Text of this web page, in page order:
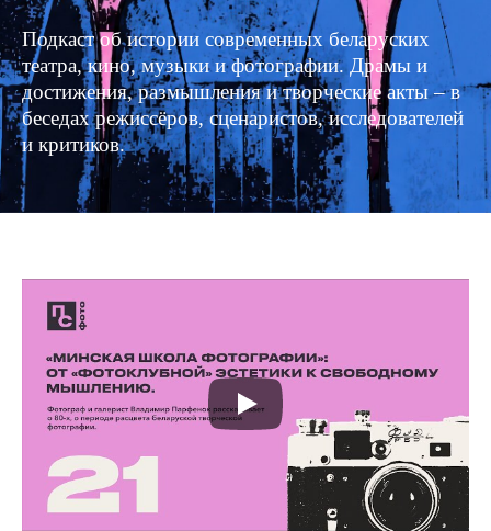
Подкаст об истории современных беларуских
театра, кино, музыки и фотографии. Драмы и
достижения, размышления и творческие акты – в
беседах режиссёров, сценаристов, исследователей
и критиков.